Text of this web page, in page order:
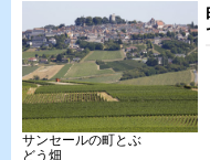
サンセールの町とぶ
どう畑